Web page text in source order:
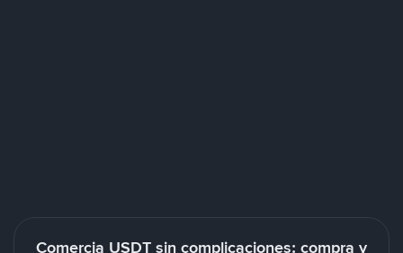
Comercia USDT sin complicaciones: compra y